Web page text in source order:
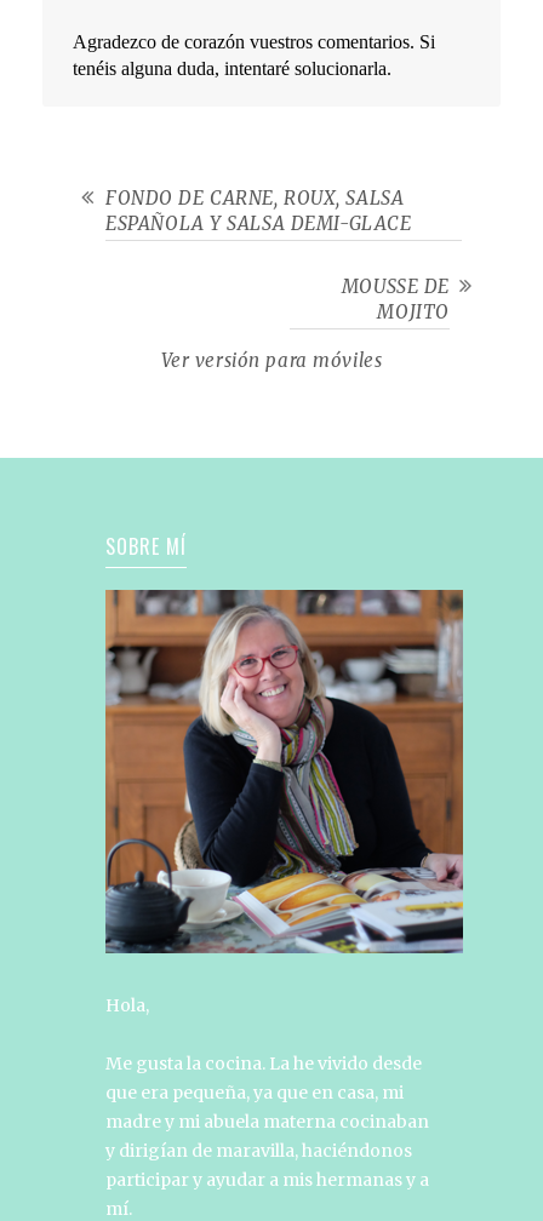
Agradezco de corazón vuestros comentarios. Si
tenéis alguna duda, intentaré solucionarla.
FONDO DE CARNE, ROUX, SALSA
ESPAÑOLA Y SALSA DEMI-GLACE
MOUSSE DE
MOJITO
Ver versión para móviles
SOBRE MÍ
Hola,
Me gusta la cocina. La he vivido desde
que era pequeña, ya que en casa, mi
madre y mi abuela materna cocinaban
y dirigían de maravilla, haciéndonos
participar y ayudar a mis hermanas y a
mí.